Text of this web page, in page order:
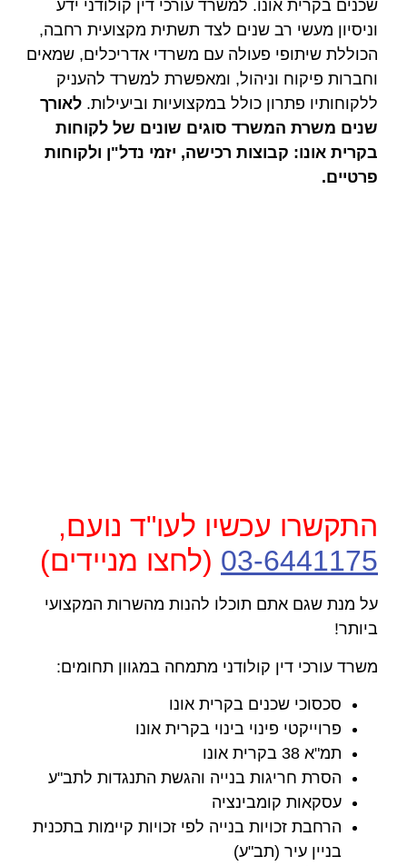
שכנים בקרית אונו. למשרד עורכי דין קולודני ידע
וניסיון מעשי רב שנים לצד תשתית מקצועית רחבה,
הכוללת שיתופי פעולה עם משרדי אדריכלים, שמאים
וחברות פיקוח וניהול, ומאפשרת למשרד להעניק
ללקוחותיו פתרון כולל במקצועיות וביעילות. לאורך
שנים משרת המשרד סוגים שונים של לקוחות
בקרית אונו: קבוצות רכישה, יזמי נדל"ן ולקוחות
פרטיים.
התקשרו עכשיו לעו"ד נועם,
03-6441175 (לחצו מניידים)
על מנת שגם אתם תוכלו להנות מהשרות המקצועי
ביותר!
משרד עורכי דין קולודני מתמחה במגוון תחומים:
סכסוכי שכנים בקרית אונו
פרוייקטי פינוי בינוי בקרית אונו
תמ"א 38 בקרית אונו
הסרת חריגות בנייה והגשת התנגדות לתב"ע
עסקאות קומבינציה
הרחבת זכויות בנייה לפי זכויות קיימות בתכנית
בניין עיר (תב"ע)